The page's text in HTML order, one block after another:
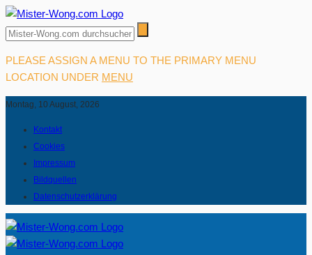
PLEASE ASSIGN A MENU TO THE PRIMARY MENU
LOCATION UNDER MENU
Montag, 10 August, 2026
Kontakt
Cookies
Impressum
Bildquellen
Datenschutzerklärung